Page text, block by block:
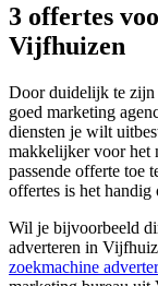
3 offertes
Vijfhuizen
Door duidelijk te zijn
goed marketing
diensten je wilt
makkelijker voor het
passende offerte toe
offertes is het handig
Wil je bijvoorbeeld
adverteren in
zoekmachine